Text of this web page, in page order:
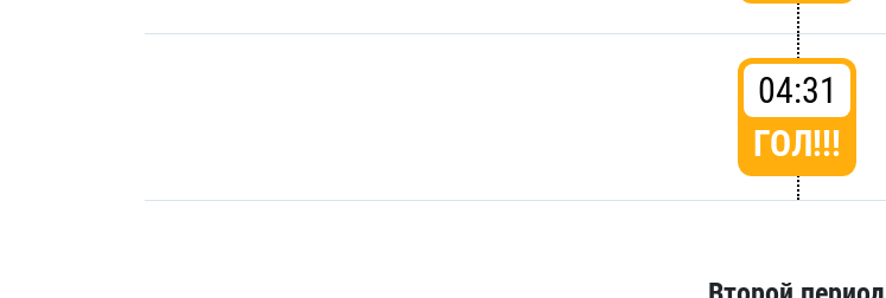
04:31
ГОЛ!!!